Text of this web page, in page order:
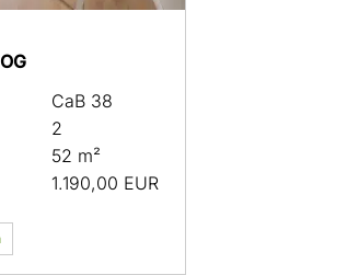
CaB 38
2
52 m²
1.190,00 EUR